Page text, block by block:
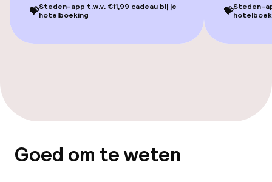
Betaalde wifi
Bar
Eet- en drinkdiensten
💝Steden-app t.w.v. €11,99 cadeau bij je
hotelboeking
💝Steden-
Goed om te weten